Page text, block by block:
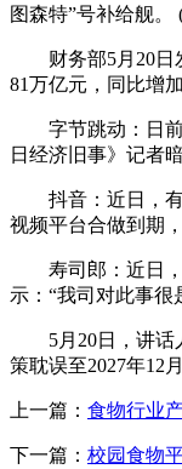
图森特”号补给舰。
财务部5月20日发
81万亿元，同比增
字节跳动：日前有
日经济旧事》记者
抖音：近日，有
视频平台合做到期
寿司郎：近日，
示：“我司对此事很
5月20日，讲话人
策耽误至2027年12
上一篇： 食物行业
下一篇： 校园食物